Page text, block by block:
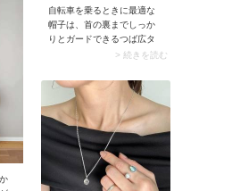
自転車を乗るときに最適な
帽子は、首の裏までしっか
りとガードできるつば広タ
イプのバケットハット！ ブ
ルなデザインなら、普段の
デニムコーデに馴染みます
よ。風に飛ばされないよ
う、あごヒモ付きで固定で
きるタイプがベスト。ツバ
に重さがあると風にあおら
れやすいので、アウトドア
ブランドなどで軽量素材＆
> 続きを読む